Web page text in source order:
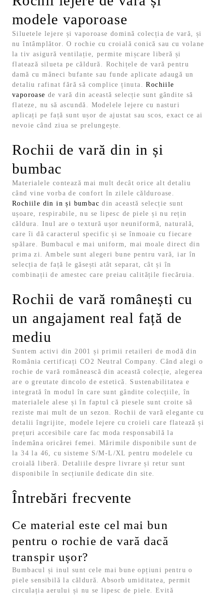
modele vaporoase
Siluetele lejere și vaporoase domină colecția de vară, și
nu întâmplător. O rochie cu croială conică sau cu volane
la tiv asigură ventilație, permite mișcare liberă și
flatează silueta pe căldură. Rochițele de vară pentru
damă cu mâneci bufante sau funde aplicate adaugă un
detaliu rafinat fără să complice ținuta. Rochiile
vaporoase de vară din această selecție sunt gândite să
flateze, nu să ascundă. Modelele lejere cu nasturi
aplicați pe față sunt ușor de ajustat sau scos, exact ce ai
nevoie când ziua se prelungește.
Rochii de vară din in și
bumbac
Materialele contează mai mult decât orice alt detaliu
când vine vorba de confort în zilele călduroase.
Rochiile din in și bumbac din această selecție sunt
ușoare, respirabile, nu se lipesc de piele și nu rețin
căldura. Inul are o textură ușor neuniformă, naturală,
care îi dă caracterul specific și se înmoaie cu fiecare
spălare. Bumbacul e mai uniform, mai moale direct din
prima zi. Ambele sunt alegeri bune pentru vară, iar în
selecția de față le găsești atât separat, cât și în
combinații de amestec care preiau calitățile fiecăruia.
Rochii de vară românești cu
un angajament real față de
mediu
Suntem activi din 2001 și primii retaileri de modă din
România certificați CO2 Neutral Company. Când alegi o
rochie de vară românească din această colecție, alegerea
are o greutate dincolo de estetică. Sustenabilitatea e
integrată în modul în care sunt gândite colecțiile, în
materialele alese și în faptul că piesele sunt croite să
reziste mai mult de un sezon. Rochii de vară elegante cu
detalii îngrijite, modele lejere cu croieli care flatează și
prețuri accesibile care fac moda responsabilă la
îndemâna oricărei femei. Mărimile disponibile sunt de
la 34 la 46, cu sisteme S/M-L/XL pentru modelele cu
croială liberă. Detaliile despre livrare și retur sunt
disponibile în secțiunile dedicate din site.
Întrebări frecvente
Ce material este cel mai bun
pentru o rochie de vară dacă
transpir ușor?
Bumbacul și inul sunt cele mai bune opțiuni pentru o
piele sensibilă la căldură. Absorb umiditatea, permit
circulația aerului și nu se lipesc de piele. Evită